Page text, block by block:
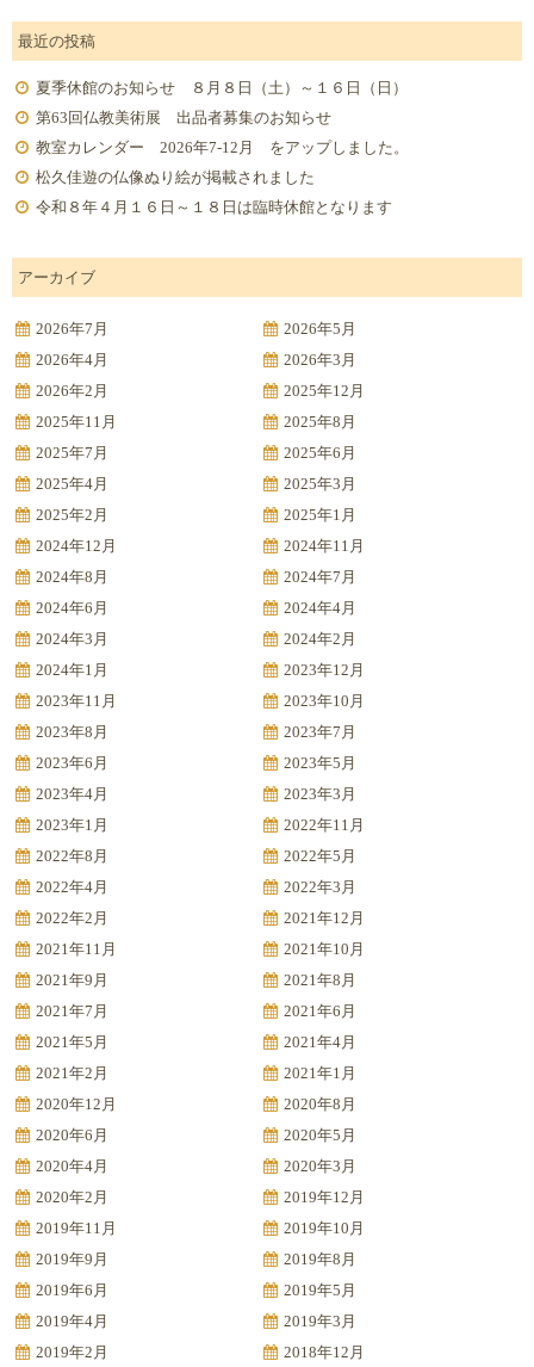
最近の投稿
夏季休館のお知らせ ８月８日（土）～１６日（日）
第63回仏教美術展 出品者募集のお知らせ
教室カレンダー 2026年7-12月 をアップしました。
松久佳遊の仏像ぬり絵が掲載されました
令和８年４月１６日～１８日は臨時休館となります
アーカイブ
2026年7月
2026年5月
2026年4月
2026年3月
2026年2月
2025年12月
2025年11月
2025年8月
2025年7月
2025年6月
2025年4月
2025年3月
2025年2月
2025年1月
2024年12月
2024年11月
2024年8月
2024年7月
2024年6月
2024年4月
2024年3月
2024年2月
2024年1月
2023年12月
2023年11月
2023年10月
2023年8月
2023年7月
2023年6月
2023年5月
2023年4月
2023年3月
2023年1月
2022年11月
2022年8月
2022年5月
2022年4月
2022年3月
2022年2月
2021年12月
2021年11月
2021年10月
2021年9月
2021年8月
2021年7月
2021年6月
2021年5月
2021年4月
2021年2月
2021年1月
2020年12月
2020年8月
2020年6月
2020年5月
2020年4月
2020年3月
2020年2月
2019年12月
2019年11月
2019年10月
2019年9月
2019年8月
2019年6月
2019年5月
2019年4月
2019年3月
2019年2月
2018年12月